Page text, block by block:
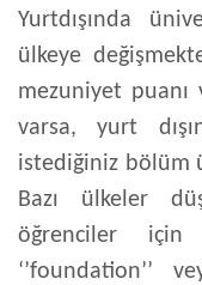
Yurtdışında
ülkeye
mezuniyet
varsa, yurt
istediğiniz bölüm
Bazı ülkeler
öğrenciler için
‘’foundation’’